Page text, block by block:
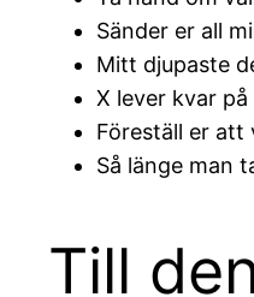
Sänder er all
Mitt djupaste
X lever kvar
Föreställ er att
Så länge man
Till